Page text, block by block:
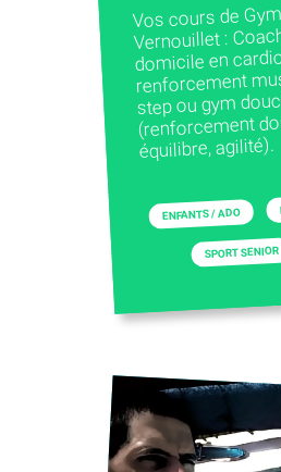
Vos cours de
Vernouillet :
domicile en
renforcement
step ou gym
(renforcement
équilibre, agilité).
ENFANTS / ADO
SPORT SENIOR